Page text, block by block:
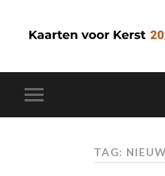
TAG: